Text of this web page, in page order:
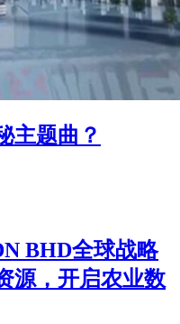
主题曲？
BHD全球战略
源，开启农业数